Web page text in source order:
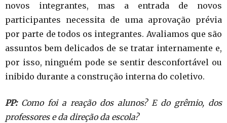
novos integrantes, mas a entrada de novos
participantes necessita de uma aprovação prévia
por parte de todos os integrantes. Avaliamos que são
assuntos bem delicados de se tratar internamente e,
por isso, ninguém pode se sentir desconfortável ou
inibido durante a construção interna do coletivo.
PP:Como foi a reação dos alunos? E do grêmio, dos
professores e da direção da escola?